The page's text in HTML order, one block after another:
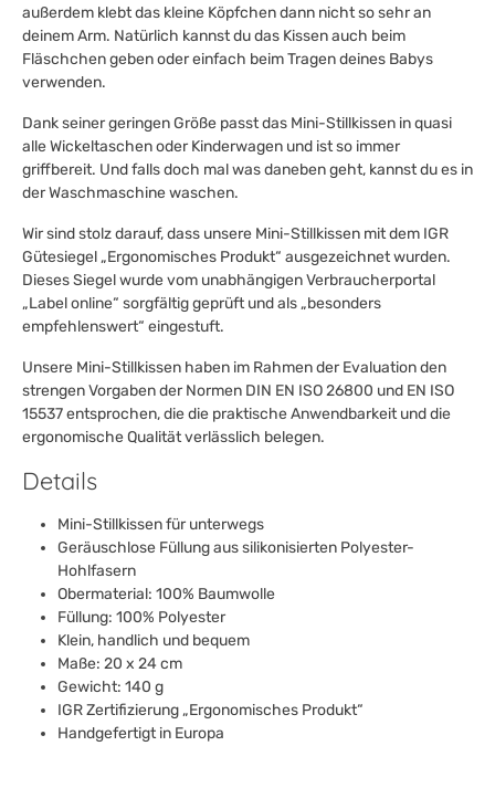
außerdem klebt das kleine Köpfchen dann nicht so sehr an
deinem Arm. Natürlich kannst du das Kissen auch beim
Fläschchen geben oder einfach beim Tragen deines Babys
verwenden.
Dank seiner geringen Größe passt das Mini-Stillkissen in quasi
alle Wickeltaschen oder Kinderwagen und ist so immer
griffbereit. Und falls doch mal was daneben geht, kannst du es in
der Waschmaschine waschen.
Wir sind stolz darauf, dass unsere Mini-Stillkissen mit dem IGR
Gütesiegel „Ergonomisches Produkt“ ausgezeichnet wurden.
Dieses Siegel wurde vom unabhängigen Verbraucherportal
„Label online“ sorgfältig geprüft und als „besonders
empfehlenswert“ eingestuft.
Unsere Mini-Stillkissen haben im Rahmen der Evaluation den
strengen Vorgaben der Normen DIN EN ISO 26800 und EN ISO
15537 entsprochen, die die praktische Anwendbarkeit und die
ergonomische Qualität verlässlich belegen.
Details
Mini-Stillkissen für unterwegs
Geräuschlose Füllung aus silikonisierten Polyester-
Hohlfasern
Obermaterial: 100% Baumwolle
Füllung: 100% Polyester
Klein, handlich und bequem
Maße: 20 x 24 cm
Gewicht: 140 g
IGR Zertifizierung „Ergonomisches Produkt“
Handgefertigt in Europa